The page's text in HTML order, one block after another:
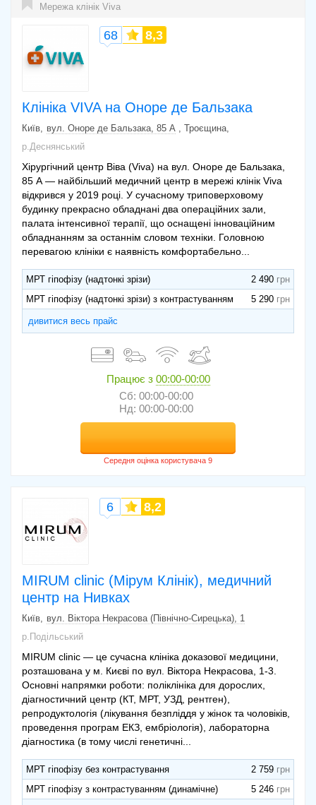
Мережа клінік Viva
Клініка VIVA на Оноре де Бальзака
68 8,3
Київ вул. Оноре де Бальзака, 85 А , Троєщина
р.Деснянський
Хірургічний центр Віва (Viva) на вул. Оноре де Бальзака,
85 А — найбільший медичний центр в мережі клінік Viva
відкрився у 2019 році. У сучасному триповерховому
будинку прекрасно обладнані два операційних зали,
палата інтенсивної терапії, що оснащені інноваційним
обладнанням за останнім словом техніки. Головною
перевагою клініки є наявність комфортабельно...
МРТ гіпофізу (надтонкі зрізи)
2 490
МРТ гіпофізу (надтонкі зрізи) з контрастуванням
5 290
дивитися весь прайс
Працює з 00:00-00:00
Сб: 00:00-00:00
Нд: 00:00-00:00
MIRUM clinic (Мірум Клінік), медичний
центр на Нивках
6 8,2
Київ
вул. Віктора Некрасова (Північно-Сирецька), 1
р.Подільський
MIRUM clinic — це сучасна клініка доказової медицини,
розташована у м. Києві по вул. Віктора Некрасова, 1-3.
Основні напрямки роботи: поліклініка для дорослих,
діагностичний центр (КТ, МРТ, УЗД, рентген),
репродуктологія (лікування безпліддя у жінок та чоловіків,
проведення програм ЕКЗ, ембріологія), лабораторна
діагностика (в тому числі генетичні...
МРТ гіпофізу без контрастування
2 759
МРТ гіпофізу з контрастуванням (динамічне)
5 246